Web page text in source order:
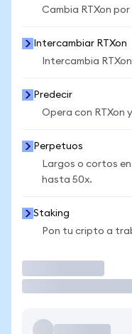
Cambia RTXon
Intercambiar RTXon
Intercambia
Predecir
Opera con RTXon
Perpetuos
Largos o cortos
hasta 50x.
Staking
Pon tu cripto a